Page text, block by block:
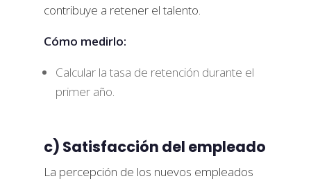
contribuye a retener el talento.
Cómo medirlo:
Calcular la tasa de retención durante el
primer año.
c) Satisfacción del empleado
La percepción de los nuevos empleados